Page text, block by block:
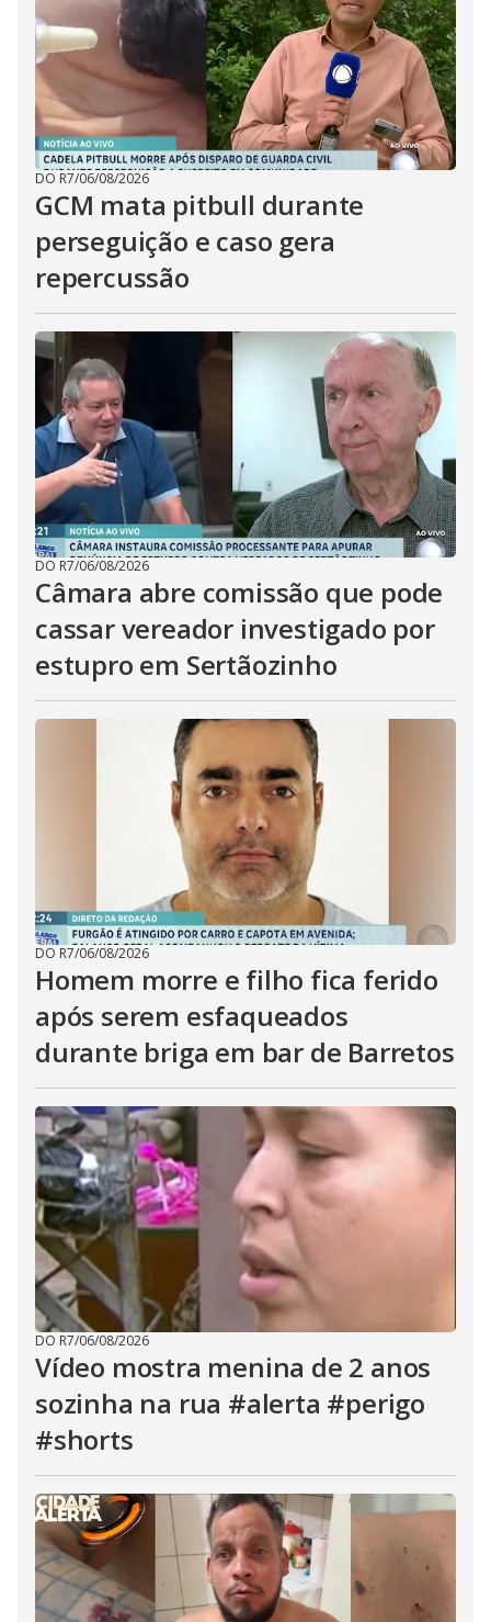
DO R7/06/08/2026
GCM mata pitbull durante
perseguição e caso gera
repercussão
DO R7/06/08/2026
Câmara abre comissão que pode
cassar vereador investigado por
estupro em Sertãozinho
DO R7/06/08/2026
Homem morre e filho fica ferido
após serem esfaqueados
durante briga em bar de Barretos
DO R7/06/08/2026
Vídeo mostra menina de 2 anos
sozinha na rua #alerta #perigo
#shorts